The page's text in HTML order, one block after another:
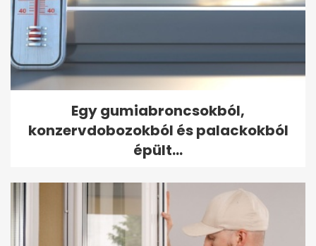
Egy gumiabroncsokból,
konzervdobozokból és palackokból
épült...